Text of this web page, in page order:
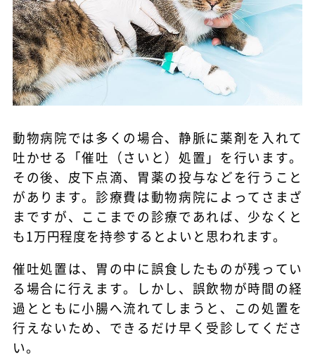
動物病院では多くの場合、静脈に薬剤を入れて
吐かせる「催吐（さいと）処置」を行います。
その後、皮下点滴、胃薬の投与などを行うこと
があります。診療費は動物病院によってさまざ
まですが、ここまでの診療であれば、少なくと
も1万円程度を持参するとよいと思われます。
催吐処置は、胃の中に誤食したものが残ってい
る場合に行えます。しかし、誤飲物が時間の経
過とともに小腸へ流れてしまうと、この処置を
行えないため、できるだけ早く受診してくださ
い。